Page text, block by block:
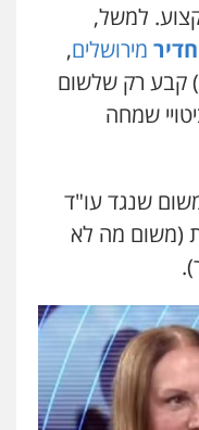
למשל,
מירושלים,
קבע רק שלשום
שמחה
שנגד עו"ד
(משום מה לא